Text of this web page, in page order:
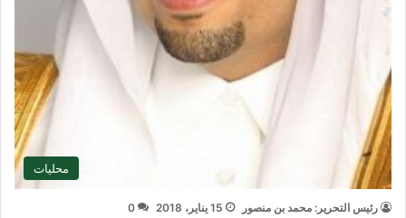
محليات
رئيس التحرير: محمد بن منصور 15 يناير، 2018 0